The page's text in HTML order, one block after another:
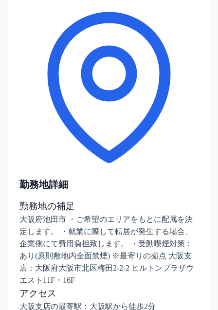
勤務地詳細
勤務地の補足
大阪府池田市 ・ご希望のエリアをもとに配属を決
定します。 ・就業に際して転居が発生する場合、
企業側にて費用負担致します。 ・受動喫煙対策：
あり(原則敷地内全面禁煙) ※最寄りの拠点 大阪支
店：大阪府大阪市北区梅田2-2-2 ヒルトンプラザウ
エスト11F・16F
アクセス
大阪支店の最寄駅：大阪駅から徒歩2分